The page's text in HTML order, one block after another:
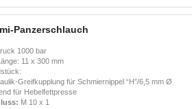
Panzerschlauch
1000 bar
11 x 300 mm
Greifkupplung für Schmiernippel “H”/6,5 mm Ø
für Hebelfettpresse
M 10 x 1